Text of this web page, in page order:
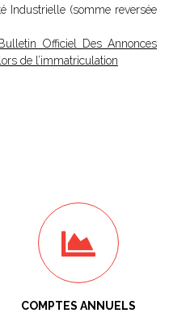
Industrielle (somme reversée
Officiel Des Annonces
de l’immatriculation
COMPTES ANNUELS